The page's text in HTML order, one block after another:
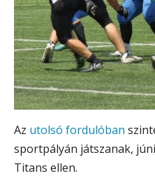
Az utolsó fordulóban
sportpályán játszanak,
Titans ellen.